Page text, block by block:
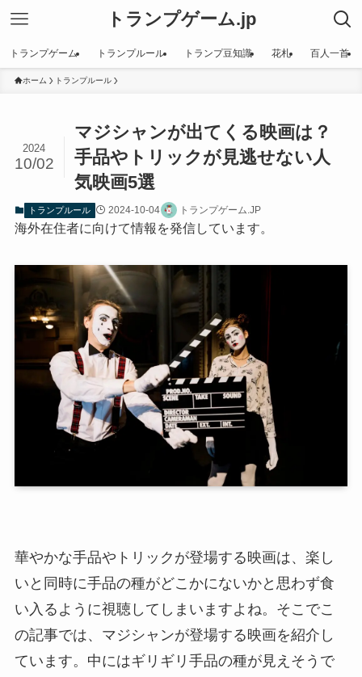
トランプゲーム.jp
トランプゲーム トランプルール トランプ豆知識 花札 百人一首
ホーム トランプルール
マジシャンが出てくる映画は？
手品やトリックが見逃せない人
気映画5選
2024
10/02
トランプルール 2024-10-04 トランプゲーム.JP
海外在住者に向けて情報を発信しています。
華やかな手品やトリックが登場する映画は、楽し
いと同時に手品の種がどこかにないかと思わず食
い入るように視聴してしまいますよね。そこでこ
の記事では、マジシャンが登場する映画を紹介し
ています。中にはギリギリ手品の種が見えそうで